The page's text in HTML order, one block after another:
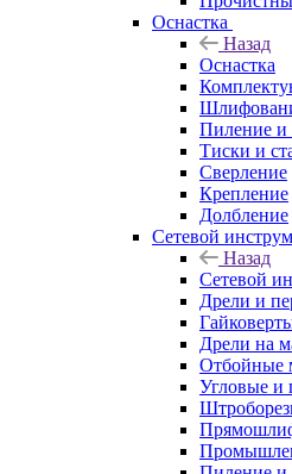
Оснастка
Назад
Оснастка
Пиление и
Тиски и
Сверление
Крепление
Долбление
Сетевой
Назад
Сетевой
Дрели и
Дрели на
Отбойные
Угловые и